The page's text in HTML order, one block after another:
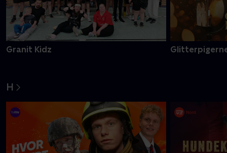
Granit Kidz
H